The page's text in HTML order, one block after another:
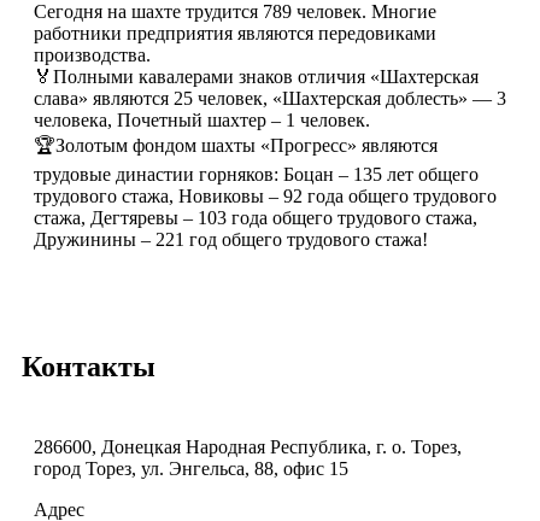
Сегодня на шахте трудится 789 человек. Многие
работники предприятия являются передовиками
производства.
🏅Полными кавалерами знаков отличия «Шахтерская
слава» являются 25 человек, «Шахтерская доблесть» — 3
человека, Почетный шахтер – 1 человек.
🏆Золотым фондом шахты «Прогресс» являются
трудовые династии горняков: Боцан – 135 лет общего
трудового стажа, Новиковы – 92 года общего трудового
стажа, Дегтяревы – 103 года общего трудового стажа,
Дружинины – 221 год общего трудового стажа!
Контакты
286600, Донецкая Народная Республика, г. о. Торез,
город Торез, ул. Энгельса, 88, офис 15
Адрес